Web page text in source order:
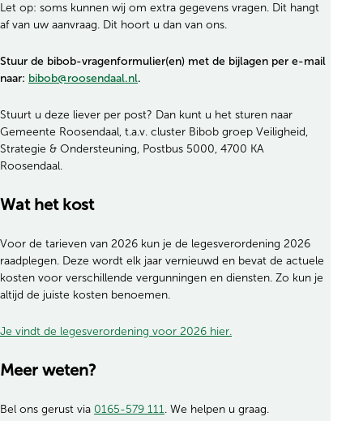
Let op: soms kunnen wij om extra gegevens vragen. Dit hangt
af van uw aanvraag. Dit hoort u dan van ons.
Stuur de bibob-vragenformulier(en) met de bijlagen per e-mail
naar: bibob@roosendaal.nl.
Stuurt u deze liever per post? Dan kunt u het sturen naar
Gemeente Roosendaal, t.a.v. cluster Bibob groep Veiligheid,
Strategie & Ondersteuning, Postbus 5000, 4700 KA
Roosendaal.
Wat het kost
Voor de tarieven van 2026 kun je de legesverordening 2026
raadplegen. Deze wordt elk jaar vernieuwd en bevat de actuele
kosten voor verschillende vergunningen en diensten. Zo kun je
altijd de juiste kosten benoemen.
Je vindt de legesverordening voor 2026 hier.
Meer weten?
Bel ons gerust via 0165-579 111 (opent in nieuw tabblad)
. We helpen u graag.